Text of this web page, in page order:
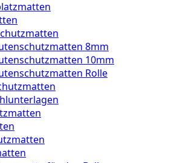
8mm
10mm
Rolle